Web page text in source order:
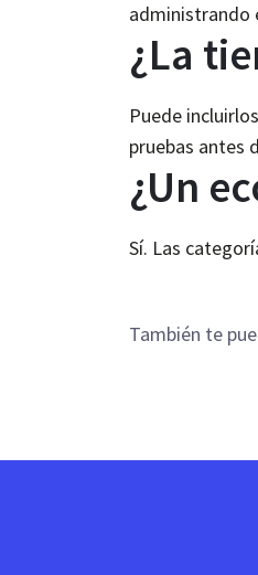
administrando
¿La
Puede
pruebas antes
¿Un
Sí. Las
También te